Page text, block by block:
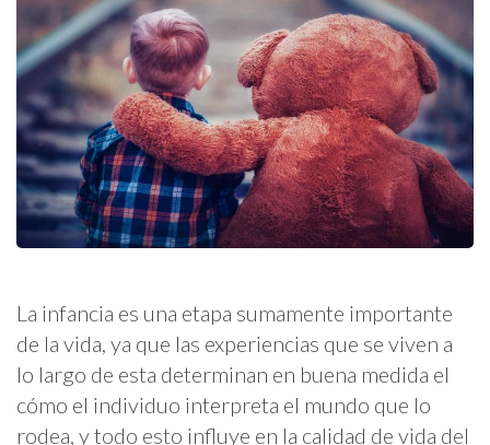
La infancia es una etapa sumamente importante
de la vida, ya que las experiencias que se viven a
lo largo de esta determinan en buena medida el
cómo el individuo interpreta el mundo que lo
rodea, y todo esto influye en la calidad de vida del